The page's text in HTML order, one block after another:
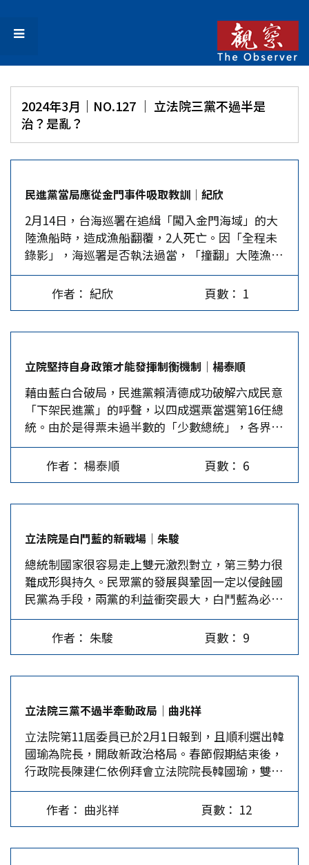
2024年3月｜NO.127 │ 立法院三黨不過半是
治？是亂？
民進黨當局應從金門事件吸取教訓│紀欣
2月14日，台海巡署在追緝「闖入金門海域」的大
陸漁船時，造成漁船翻覆，2人死亡。因「全程未
錄影」，海巡署是否執法過當，「撞翻」大陸漁
船，至今仍各說各話。不過，陸方已迅速採取反制
行動，正式否認金廈海域有「禁止、限制水域存
在」，宣布福建海警局將在該海域展開常態化執法
各界熱議。 朝野政黨均表示「支持政府執法」，
但盼透過對話交流，避免兩岸衝突。國防部長邱國
正則稱，「為避免戰爭及升高衝突，台軍不會主動
介入」。惟海委會主委管碧玲竟放狠話：「下次遇
大陸海警船不要停」，但立即遭到退役將領怒嗆，
「妳帶領國安團隊示範給國人看」。 金門事件發
展至今透露了幾項事實。一是大陸不乏制定「新常
態、新互動規則」的籌碼，而且台灣每一次挑釁，
飛躍「海峽中線」，這次又實現了福建海警在金廈
海域常態化巡查。 二是民進黨當局遇到事情只會
耍嘴皮子，完全沒有膽量與能力「維護主權」，有
人因此擔心，未來會有大陸執法船以「護漁」名義
進入各離島；金廈觀光船生意會一落千丈；金門漁
民不敢出海打魚。甚有人說，大陸只要讓金門的補
給船上不去，台股就會大跌，也會發生外國撤僑行
動。 三是美國務院發言人及海巡司令均表示「正
讓美、日師出無名，也根本不及前來救援。這使得
外部勢力對台的「保護承諾」大失效力。…
作者： 紀欣 頁數： 1
立院堅持自身政策才能發揮制衡機制│楊泰順
藉由藍白合破局，民進黨賴清德成功破解六成民意
「下架民進黨」的呼聲，以四成選票當選第16任總
統。由於是得票未過半數的「少數總統」，各界將
希望轉向以藍營為第一大黨的立法院，希望該黨能
重振立院的監督制衡機制，讓過去八年民進黨的專
斷貪腐不會再次重現。然而，以憲政體制與歷史經
野黨立委能義無反顧地團結一心，但要達到這個境
界，目前條件似乎並不成熟。 憲政體制閹割了制
衡能力 台灣基本上採取與美國類似的行政、立法
與分立制度，設計上以立院控制立法權、監督權與
預算審查權，以避免行政體系違背民意或上下其
手。美國行憲史上，此一設計確實曾迫使總統在人
事命令、預算編制、與政策主張上做出重大讓步。
不僅有幾位總統被提交彈劾、政府也曾因國會嚴審
調查而被迫辭職或公開道歉。故而，若說美國在野
黨掌控國會可以對總統發揮有效的制衡，應該不會
讓人懷疑。但若以為美國的範例可以移植台灣，則
恐怕失之天真。 美國國會制衡行政的工具林林總
總，如對行政體系提出的預算有權做任何調整，除
了刪減，也可增加開支或挪移項目等；總統可任命
約3千位官員，但其中九成必須取得國會的同意，
使得總統任命時必須尊重國會意見（即所謂「參院
作者： 楊泰順 頁數： 6
立法院是白鬥藍的新戰場│朱駿
總統制國家很容易走上雙元激烈對立，第三勢力很
難成形與持久。民眾黨的發展與鞏固一定以侵蝕國
民黨為手段，兩黨的利益衝突最大，白鬥藍為必然
之勢。行政權與其他三權的人事權掌握在綠營手
裡，若以立法院結構論斷如今是朝小野大，其實不
符合事實基本面。 這次大選剛完，布局2026年的
長選戰，勢必藉立法院打響知名度，利於個人與黨
的宣傳。為此，激烈的表演與聳動的爆料勢所難
免，國民黨諸君可能跟進競技。言多必失，表演多
了必出爛戲破綻，表面上民進黨頗有壓力，實際上
是以逸待勞。 超級總統制的內在本質 當前的憲法
體制是總統有權無責的「超級總統制」，李念祖以
為，「憲法增修條文規定總統發布緊急命令須經行
政院院會通過，就已顯示了制衡關係」，他主張總
作者： 朱駿 頁數： 9
立法院三黨不過半牽動政局│曲兆祥
立法院第11屆委員已於2月1日報到，且順利選出韓
國瑜為院長，開啟新政治格局。春節假期結束後，
行政院長陳建仁依例拜會立法院院長韓國瑜，雙方
都依禮行事，氣氛融洽，這是一個好的開始。期待
未來四年的兩院關係，一如「恰如其分」這句老話
所形容的一般，既要盡責又不至於過分越權，如此
作者： 曲兆祥 頁數： 12